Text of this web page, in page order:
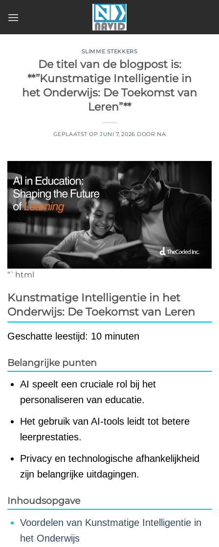
naar
SLIMME STEKKERS
De titel van de blogpost is:
**”Kunstmatige Intelligentie in
het Onderwijs: De Toekomst van
Leren”**
GEPLAATST OPJUNI 7, 2026 DOOR NA
“`html
Kunstmatige Intelligentie in het
Onderwijs: De Toekomst van Leren
Geschatte leestijd: 10 minuten
Belangrijke punten
AI speelt een cruciale rol bij het
personaliseren van educatie.
Het gebruik van AI-tools leidt tot betere
leerprestaties.
Privacy en technologische afhankelijkheid
zijn belangrijke uitdagingen.
Inhoudsopgave
Voordelen van Kunstmatige Intelligentie in
het Onderwijs